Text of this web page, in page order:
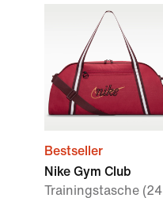
Bestseller
Nike Gym Club
Trainingstasche (24